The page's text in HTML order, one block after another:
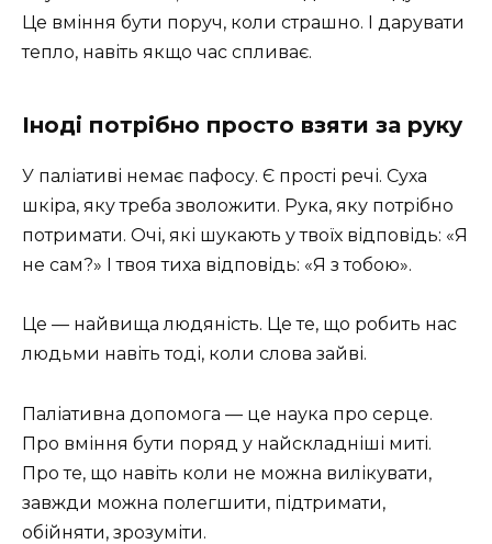
Це вміння бути поруч, коли страшно. І дарувати
тепло, навіть якщо час спливає.
Іноді потрібно просто взяти за руку
У паліативі немає пафосу. Є прості речі. Суха
шкіра, яку треба зволожити. Рука, яку потрібно
потримати. Очі, які шукають у твоїх відповідь: «Я
не сам?» І твоя тиха відповідь: «Я з тобою».
Це — найвища людяність. Це те, що робить нас
людьми навіть тоді, коли слова зайві.
Паліативна допомога — це наука про серце.
Про вміння бути поряд у найскладніші миті.
Про те, що навіть коли не можна вилікувати,
завжди можна полегшити, підтримати,
обійняти, зрозуміти.